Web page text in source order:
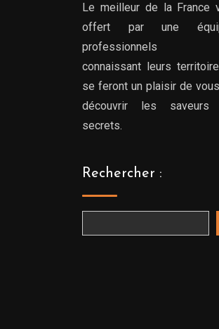
Le meilleur de la France
offert par une
professionnels
connaissant leurs
se feront un plaisir de
découvrir les
secrets.
Rechercher :